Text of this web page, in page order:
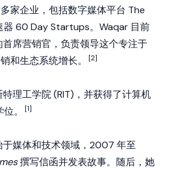
家企业，包括数字媒体平台 The
器 60 Day Startups。Waqar 目前
席营销官，负责领导这个专注于
和生态系统增长。
[2]
理工学院 (RIT)，并获得了计算机
。
[1]
媒体和技术领域，2007 年至
撰写信函并发表故事。随后，她